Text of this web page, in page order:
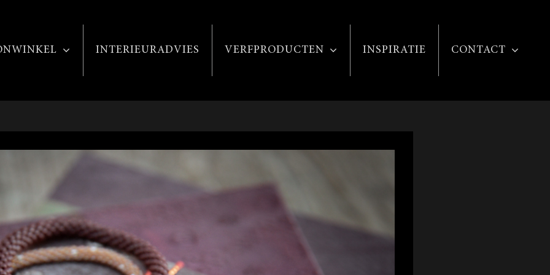
INTERIEURADVIES VERFPRODUCTEN INSPIRATIE CONTACT